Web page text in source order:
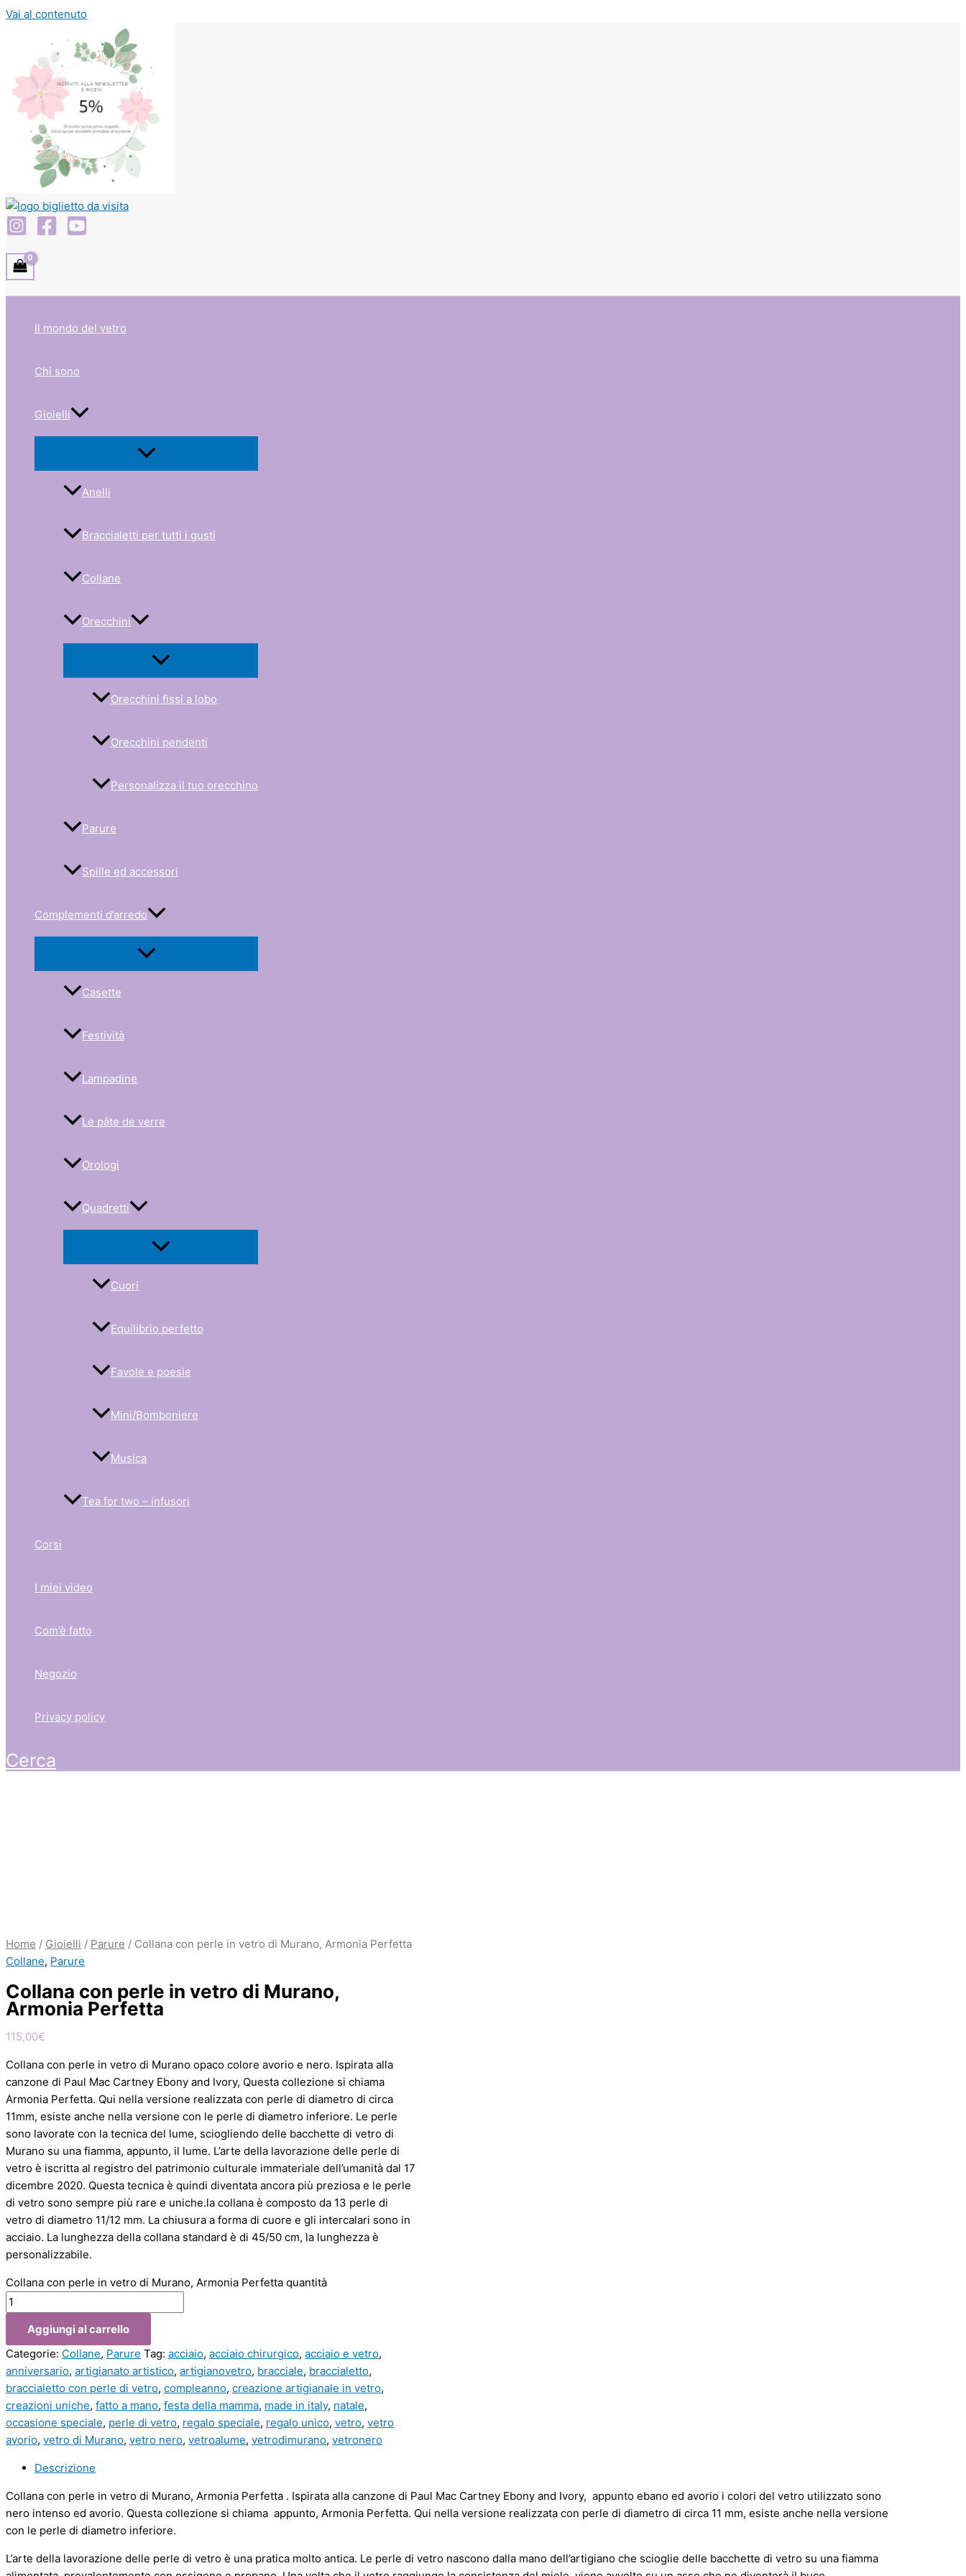
Vai al contenuto
Il mondo del vetro
Chi sono
Gioielli
Anelli
Braccialetti per tutti i gusti
Collane
Orecchini
Orecchini fissi a lobo
Orecchini pendenti
Personalizza il tuo orecchino
Parure
Spille ed accessori
Complementi d’arredo
Casette
Festività
Lampadine
Le pâte de verre
Orologi
Quadretti
Cuori
Equilibrio perfetto
Favole e poesie
Mini/Bomboniere
Musica
Tea for two – infusori
Corsi
I miei video
Com’è fatto
Negozio
Privacy policy
Cerca
Home / Gioielli / Parure / Collana con perle in vetro di Murano, Armonia Perfetta
Collane, Parure
Collana con perle in vetro di Murano,
Armonia Perfetta
115,00€
Collana con perle in vetro di Murano opaco colore avorio e nero. Ispirata alla
canzone di Paul Mac Cartney Ebony and Ivory, Questa collezione si chiama
Armonia Perfetta. Qui nella versione realizzata con perle di diametro di circa
11mm, esiste anche nella versione con le perle di diametro inferiore. Le perle
sono lavorate con la tecnica del lume, sciogliendo delle bacchette di vetro di
Murano su una fiamma, appunto, il lume. L’arte della lavorazione delle perle di
vetro è iscritta al registro del patrimonio culturale immateriale dell’umanità dal 17
dicembre 2020. Questa tecnica è quindi diventata ancora più preziosa e le perle
di vetro sono sempre più rare e uniche.la collana è composto da 13 perle di
vetro di diametro 11/12 mm. La chiusura a forma di cuore e gli intercalari sono in
acciaio. La lunghezza della collana standard è di 45/50 cm, la lunghezza è
personalizzabile.
Collana con perle in vetro di Murano, Armonia Perfetta quantità
Aggiungi al carrello
Categorie: Collane, Parure Tag: acciaio, acciaio chirurgico, acciaio e vetro,
anniversario, artigianato artistico, artigianovetro, bracciale, braccialetto,
braccialetto con perle di vetro, compleanno, creazione artigianale in vetro,
creazioni uniche, fatto a mano, festa della mamma, made in italy, natale,
occasione speciale, perle di vetro, regalo speciale, regalo unico, vetro, vetro
avorio, vetro di Murano, vetro nero, vetroalume, vetrodimurano, vetronero
Descrizione
Collana con perle in vetro di Murano, Armonia Perfetta . Ispirata alla canzone di Paul Mac Cartney Ebony and Ivory, appunto ebano ed avorio i colori del vetro utilizzato sono
nero intenso ed avorio. Questa collezione si chiama appunto, Armonia Perfetta. Qui nella versione realizzata con perle di diametro di circa 11 mm, esiste anche nella versione
con le perle di diametro inferiore.
L’arte della lavorazione delle perle di vetro è una pratica molto antica. Le perle di vetro nascono dalla mano dell’artigiano che scioglie delle bacchette di vetro su una fiamma